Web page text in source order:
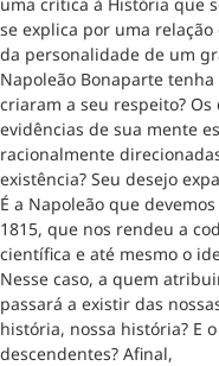
se explica por uma
da personalidade de um
Napoleão Bonaparte
criaram a seu respeito?
evidências de sua mente
racionalmente
existência? Seu desejo
É a Napoleão que
1815, que nos rendeu a
científica e até mesmo o
Nesse caso, a quem
passará a existir das
história, nossa história? E
descendentes? Afinal,